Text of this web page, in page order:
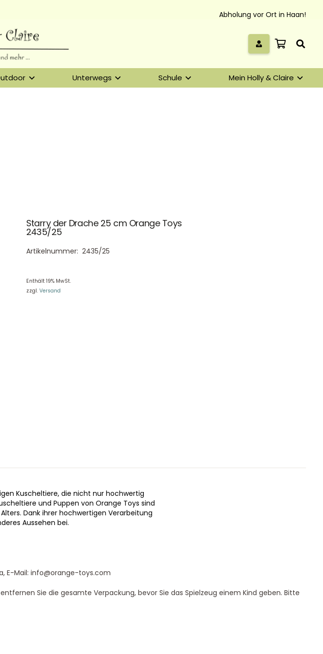
Abholung vor Ort in Haan!
Unterwegs Schule Mein Holly & Claire
Starry der Drache 25 cm Orange Toys
2435/25
Artikelnummer: 2435/25
Enthält 19% MwSt.
zzgl. Versand
Kuscheltiere, die nicht nur hochwertig
und Puppen von Orange Toys sind
Dank ihrer hochwertigen Verarbeitung
Aussehen bei.
E-Mail: info@orange-toys.com
Sie die gesamte Verpackung, bevor Sie das Spielzeug einem Kind geben. Bitte